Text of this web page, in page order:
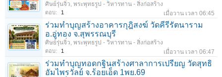
ศิษย์รุ่นจิ๋ว, พระพุทธรูป - วิหารทาน - สิ่งก่อสร้าง
ตอบ: 1 เมื่อวาน เวลา 06:45
ร่วมทำบุญสร้างอาคารกุฎิสงฆ์ วัดคีรีรัตนาราม
อ.อู่ทอง จ.สุพรรณบุรี
ศิษย์รุ่นจิ๋ว, พระพุทธรูป - วิหารทาน - สิ่งก่อสร้าง
ตอบ: 1 เมื่อวาน เวลา 06:47
ร่วมทําบุญทอดกฐินสร้างศาลาการเปรียญ วัดสุทธิ
อัมไพรวัลย์ จ.ร้อยเอ็ด 1พย.69